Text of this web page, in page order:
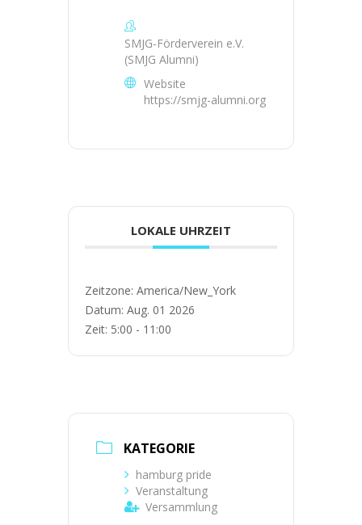
SMJG-Förderverein e.V.
(SMJG Alumni)
Website
https://smjg-alumni.org
LOKALE UHRZEIT
Zeitzone: America/New_York
Datum: Aug. 01 2026
Zeit: 5:00 - 11:00
KATEGORIE
hamburg pride
Veranstaltung
Versammlung